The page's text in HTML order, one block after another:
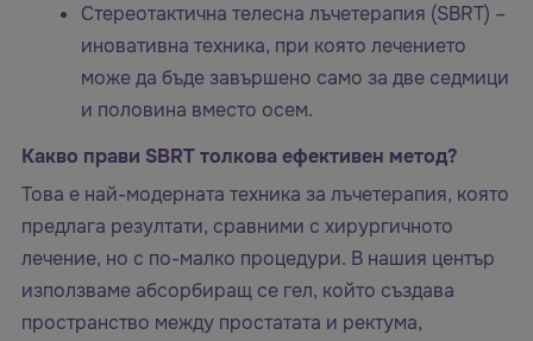
Стереотактична телесна лъчетерапия (SBRT) –
иновативна техника, при която лечението
може да бъде завършено само за две седмици
и половина вместо осем.
Какво прави SBRT толкова ефективен метод?
Това е най-модерната техника за лъчетерапия, която
предлага резултати, сравними с хирургичното
лечение, но с по-малко процедури. В нашия център
използваме абсорбиращ се гел, който създава
пространство между простатата и ректума,